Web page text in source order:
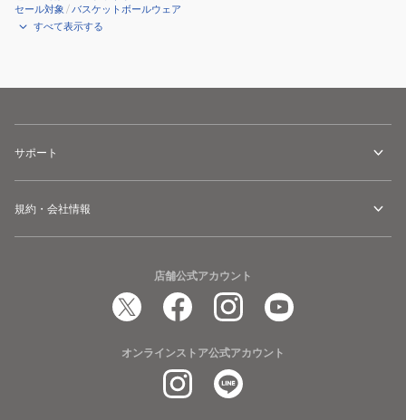
セール対象 /バスケットボールウェア
すべて表示する
サポート
規約・会社情報
店舗公式アカウント
オンラインストア公式アカウント